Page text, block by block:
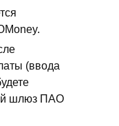
(ввода
шлюз ПАО